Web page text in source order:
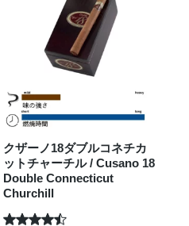
クザーノ18ダブルコネチカ
ットチャーチル / Cusano 18
Double Connecticut
Churchill